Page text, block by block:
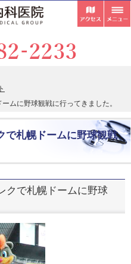
ムに野球観戦に行ってきました。
札幌ドームに野球観戦
籍。札幌市清田区の内科・クリニックな
訪問看護にも対応している鈴木内科医院
で札幌ドームに野球
受付
ムに野球観戦に行ってきました。